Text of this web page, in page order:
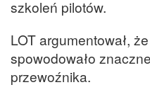
szkoleń pilotów.
LOT argumentował,
spowodowało
przewoźnika.